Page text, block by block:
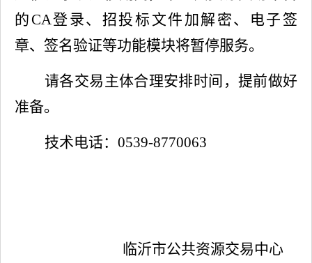
的CA登录、招投标文件加解密、电子签
章、签名验证等功能模块将暂停服务。
请各交易主体合理安排时间，提前做好
准备。
技术电话：0539-8770063
临沂市公共资源交易中心